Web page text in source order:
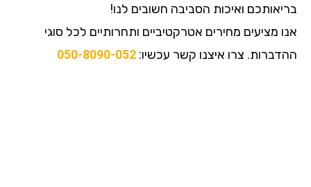
בריאותכם ואיכות הסביבה חשובים לנו!
אנו מציעים מחירים אטרקטיביים ותחרותיים לכל סוגי
ההדברות. צרו איצנו קשר עכשיו: 050-8090-052